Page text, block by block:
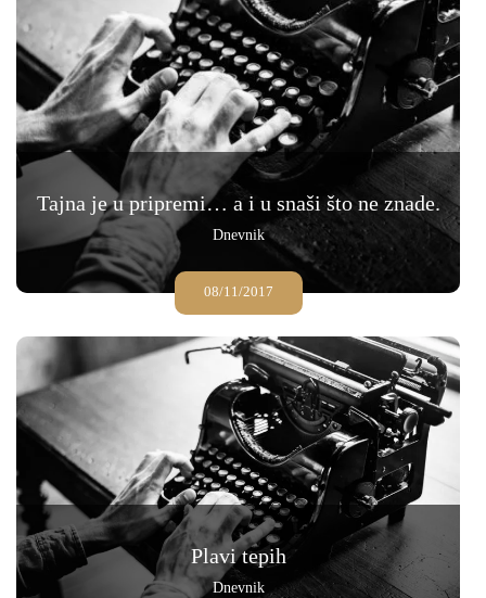
Tajna je u pripremi… a i u snaši što ne znade.
Dnevnik
08/11/2017
Plavi tepih
Dnevnik